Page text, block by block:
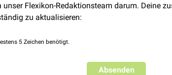
sich eine verminderte Ubiquitinierung des
vor einem Abbau schützt.
Flexikon-Redaktionsteam darum. Deine
zu aktualisieren:
5 Zeichen benötigt.
Absenden